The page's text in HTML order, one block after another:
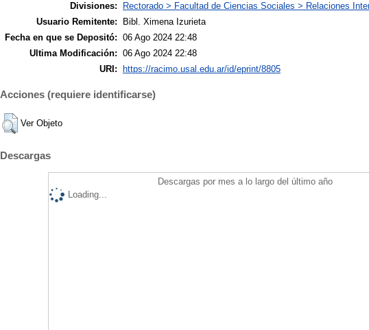
Divisiones:
Rectorado > Facultad de Ciencias Sociales > Relaciones
Usuario Remitente:
Bibl. Ximena Izurieta
Fecha en que se Depositó: 06 Ago 2024 22:48
Ultima Modificación: 06 Ago 2024 22:48
URI:
https://racimo.usal.edu.ar/id/eprint/8805
Acciones (requiere identificarse)
Ver Objeto
Descargas
Descargas por mes a lo largo del último año
Loading...